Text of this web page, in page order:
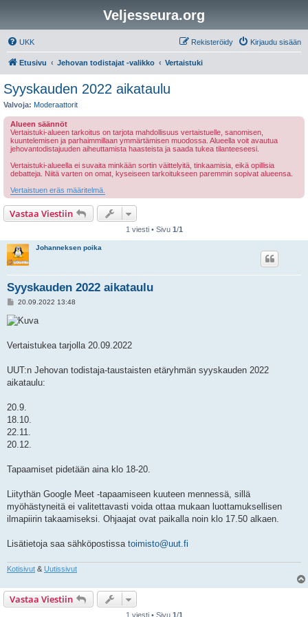
Veljesseura.org
UKK Kirjaudu sisään
Rekisteröidy
Etusivu Jehovan todistajat -valikko Vertaistuki
Syyskauden 2022 aikataulu
Valvoja: Moderaattorit
Alueen säännöt
Vertaistuki-alueen tarkoitus on tarjota mahdollisuus vertaistuelle, sanomisen,
kuuntelemisen ja parhaimmillaan ymmärtämisen muodossa. Alueella voit avautua
jehovantodistajuuden aiheuttamista haasteista ja saada tukea tilanteeseesi.
Vertaistuki-alueella ei suvaita minkään sortin väittelyitä, tinkaamisia, eikä opillisia
debatteja. Niitä varten on omat, kyseiseen tarkoitukseen paremmin sopivat alueensa.
Vertaistuen eräs määritelmä.
Vastaa Viestiin
1 viesti • Sivu 1/1
Johanneksen poika
Syyskauden 2022 aikataulu
V
e
s
i
20.09.2022 13:48
Vertaistukea tarjolla 20.09.2022
UUT:n Jehovan todistaja-taustaisten etäryhmän syyskauden 2022
aikataulu:
20.9.
18.10.
22.11.
20.12.
Tapaamiset pidetään aina klo 18-20.
Liitythän Google Meet -tapaamiseen kuuteen mennessä, sillä
myöhästyneitä ei valitettavasti voida ottaa mukaan luottamuksellisen
ilmapiirin takaamiseksi. Ohjaajat ovat paikalla noin klo 17.50 alkaen.
Lisätietoja saa sähköpostissa toimisto@uut.fi
Kotisivut & Uutissivut
Vastaa Viestiin
1 viesti • Sivu 1 /1